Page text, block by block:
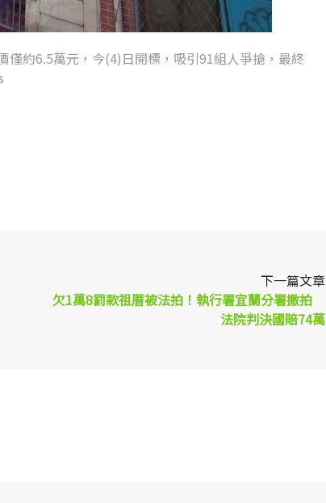
僅約6.5萬元，今(4)日開標，吸引91組人爭搶，最終
下一篇文章
欠1萬8罰款祖厝被法拍！執行署宜蘭分署撤拍
法院判決國賠74萬